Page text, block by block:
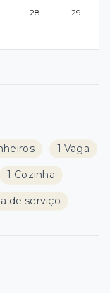
28 29
1 Vaga
1 Cozinha
de serviço